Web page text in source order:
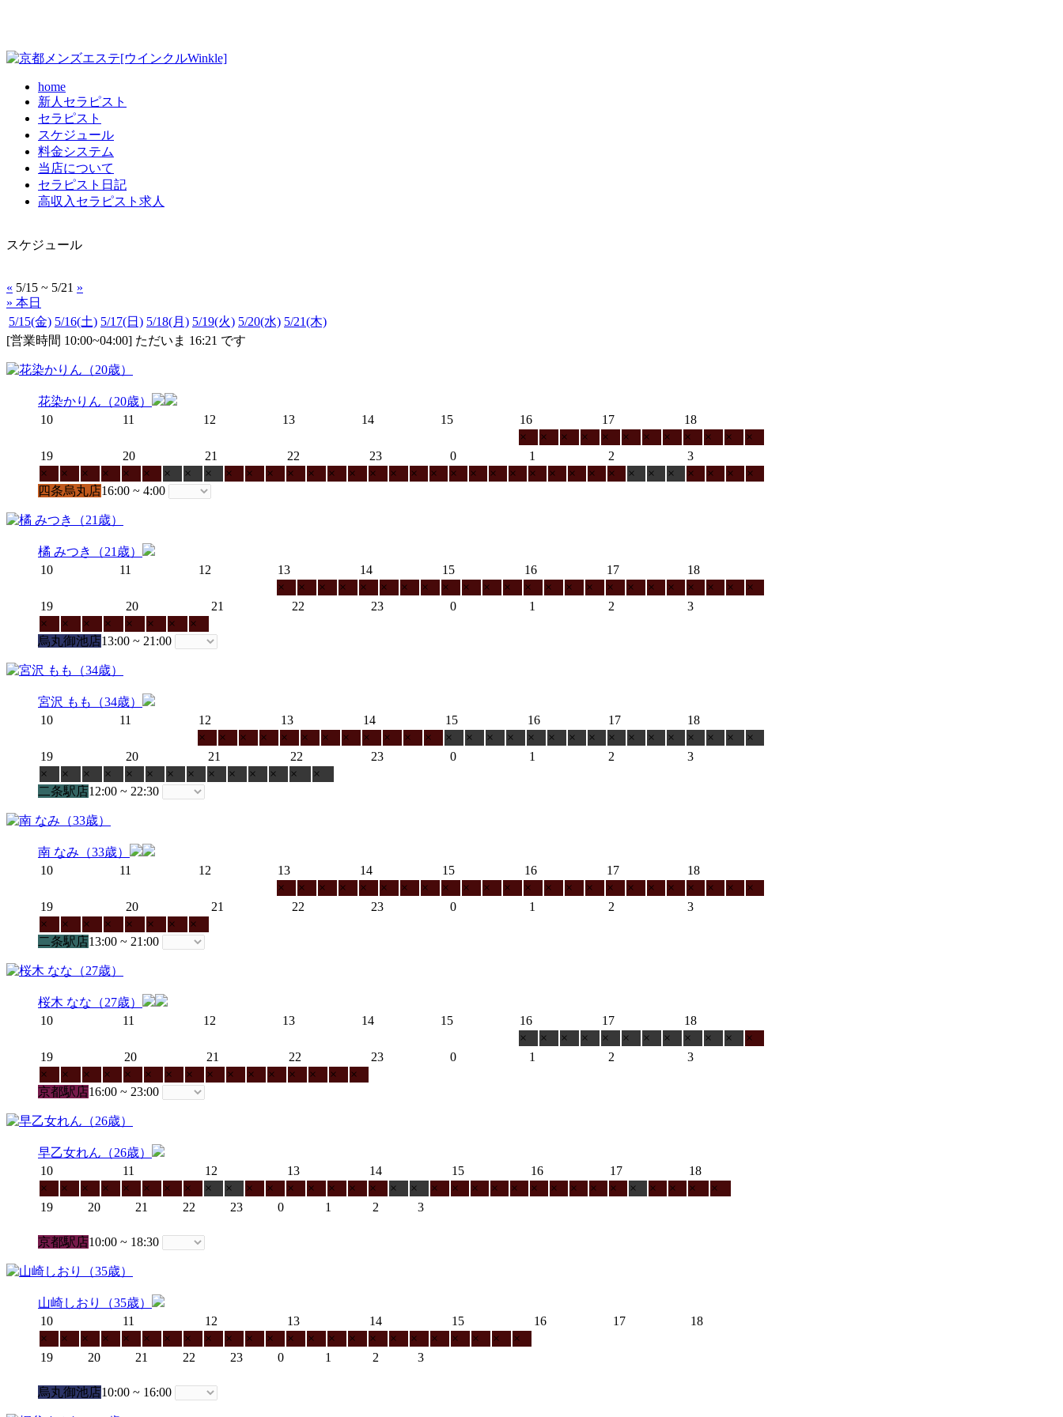
home
新人セラピスト
セラピスト
スケジュール
料金システム
当店について
セラピスト日記
高収入セラピスト求人
スケジュール
« 5/15 ~ 5/21 »
» 本日
5/15(金) 5/16(土) 5/17(日) 5/18(月) 5/19(火) 5/20(水) 5/21(木)
[営業時間 10:00~04:00] ただいま 16:21 です
花染かりん（20歳）
10
11 12 13 14 15 16 17
18
×
× × × × × × × × × ×
×
19
20 21 22 23 0 1 2
3
×
× × × × × × × × × × × × × × × × × × × × × × × × × × × × × × × × × ×
×
四条烏丸店16:00 ~ 4:00
橘 みつき（21歳）
10
11 12 13 14 15 16 17
18
×
× × × × × × × × × × × × × × × × × × × × × ×
×
19
20 21 22 23 0 1 2
3
×
× × × × × ×
×
烏丸御池店13:00 ~ 21:00
宮沢 もも（34歳）
10
11 12 13 14 15 16 17
18
×
× × × × × × × × × × × × × × × × × × × × × × × × × ×
×
19
20 21 22 23 0 1 2
3
×
× × × × × × × × × × × ×
×
二条駅店12:00 ~ 22:30
南 なみ（33歳）
10
11 12 13 14 15 16 17
18
×
× × × × × × × × × × × × × × × × × × × × × ×
×
19
20 21 22 23 0 1 2
3
×
× × × × × ×
×
二条駅店13:00 ~ 21:00
桜木 なな（27歳）
10
11 12 13 14 15 16 17
18
×
× × × × × × × × × ×
×
19
20 21 22 23 0 1 2
3
×
× × × × × × × × × × × × × ×
×
京都駅店16:00 ~ 23:00
早乙女れん（26歳）
10
11 12 13 14 15 16 17
18
×
× × × × × × × × × × × × × × × × × × × × × × × × × × × × × × × ×
×
19
20 21 22 23 0 1 2 3
京都駅店10:00 ~ 18:30
山崎しおり（35歳）
10
11 12 13 14 15 16 17
18
×
× × × × × × × × × × × × × × × × × × × × × ×
×
19
20 21 22 23 0 1 2 3
烏丸御池店10:00 ~ 16:00